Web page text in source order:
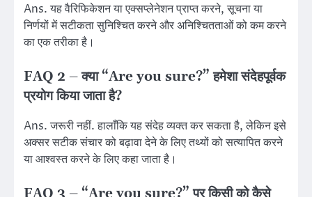
Ans. यह वैरिफिकेशन या एक्सप्लेनेशन प्राप्त करने, सूचना या
निर्णयों में सटीकता सुनिश्चित करने और अनिश्चितताओं को कम करने
का एक तरीका है।
FAQ 2 – क्या “Are you sure?” हमेशा संदेहपूर्वक
प्रयोग किया जाता है?
Ans. जरूरी नहीं. हालाँकि यह संदेह व्यक्त कर सकता है, लेकिन इसे
अक्सर सटीक संचार को बढ़ावा देने के लिए तथ्यों को सत्यापित करने
या आश्वस्त करने के लिए कहा जाता है।